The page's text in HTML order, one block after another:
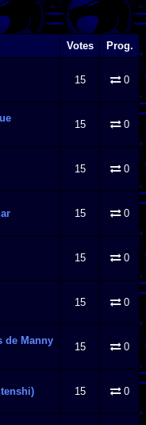
Votes Prog.
15 0
15 0
15 0
15 0
15 0
15 0
de Manny
15 0
15 0